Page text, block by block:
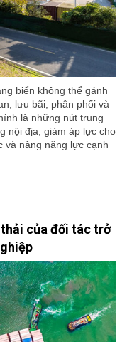
biển không thể gánh
lưu bãi, phân phối và
là những nút trung
nội địa, giảm áp lực cho
và nâng năng lực cạnh
của đối tác trở